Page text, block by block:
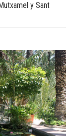
y Sant